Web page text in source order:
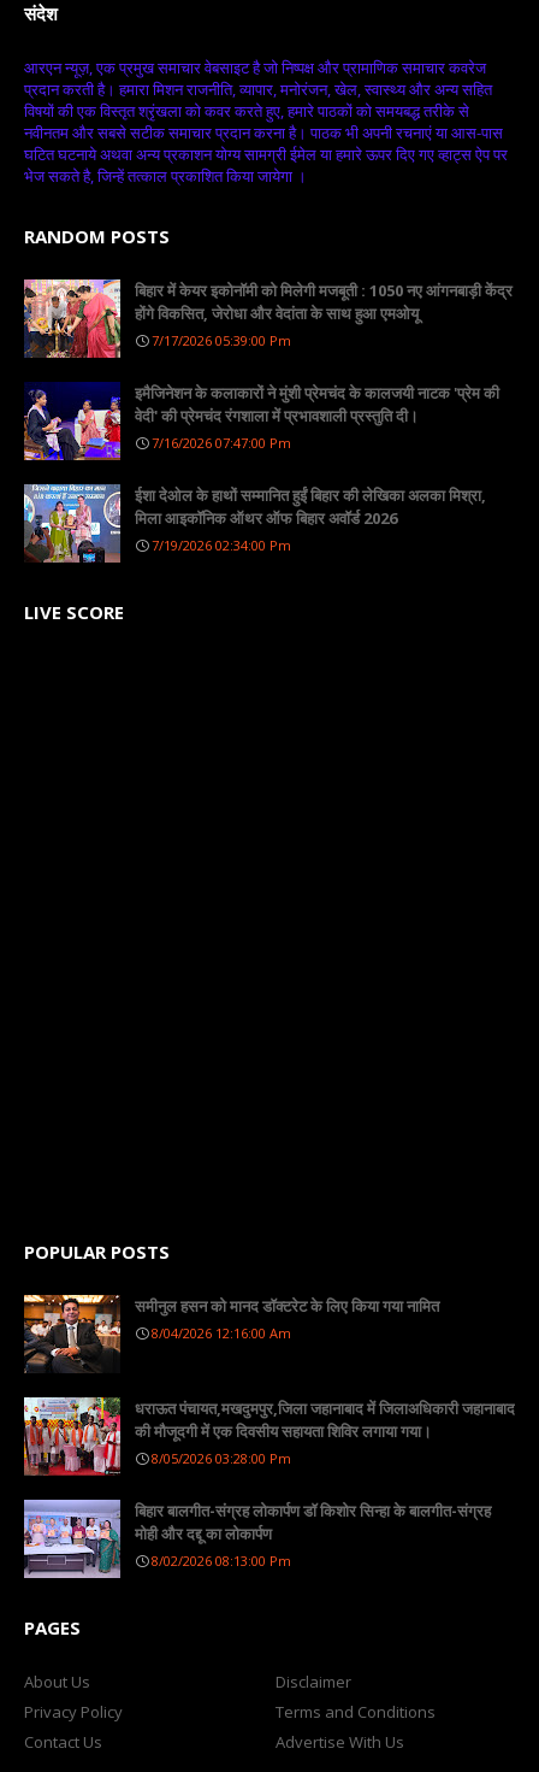
संदेश
आरएन न्यूज़, एक प्रमुख समाचार वेबसाइट है जो निष्पक्ष और प्रामाणिक समाचार कवरेज
प्रदान करती है। हमारा मिशन राजनीति, व्यापार, मनोरंजन, खेल, स्वास्थ्य और अन्य सहित
विषयों की एक विस्तृत श्रृंखला को कवर करते हुए, हमारे पाठकों को समयबद्ध तरीके से
नवीनतम और सबसे सटीक समाचार प्रदान करना है। पाठक भी अपनी रचनाएं या आस-पास
घटित घटनाये अथवा अन्य प्रकाशन योग्य सामग्री ईमेल या हमारे ऊपर दिए गए व्हाट्स ऐप पर
भेज सकते है, जिन्हें तत्काल प्रकाशित किया जायेगा ।
RANDOM POSTS
बिहार में केयर इकोनॉमी को मिलेगी मजबूती : 1050 नए आंगनबाड़ी केंद्र
होंगे विकसित, जेरोधा और वेदांता के साथ हुआ एमओयू
7/17/2026 05:39:00 Pm
इमैजिनेशन के कलाकारों ने मुंशी प्रेमचंद के कालजयी नाटक 'प्रेम की
वेदी' की प्रेमचंद रंगशाला में प्रभावशाली प्रस्तुति दी।
7/16/2026 07:47:00 Pm
ईशा देओल के हाथों सम्मानित हुईं बिहार की लेखिका अलका मिश्रा,
मिला आइकॉनिक ऑथर ऑफ बिहार अवॉर्ड 2026
7/19/2026 02:34:00 Pm
LIVE SCORE
POPULAR POSTS
समीनुल हसन को मानद डॉक्टरेट के लिए किया गया नामित
8/04/2026 12:16:00 Am
धराऊत पंचायत,मखदुमपुर,जिला जहानाबाद में जिलाअधिकारी जहानाबाद
की मौजूदगी में एक दिवसीय सहायता शिविर लगाया गया।
8/05/2026 03:28:00 Pm
बिहार बालगीत-संग्रह लोकार्पण डॉ किशोर सिन्हा के बालगीत-संग्रह
मोही और दद्दू का लोकार्पण
8/02/2026 08:13:00 Pm
PAGES
About Us
Disclaimer
Privacy Policy
Terms and Conditions
Contact Us
Advertise With Us